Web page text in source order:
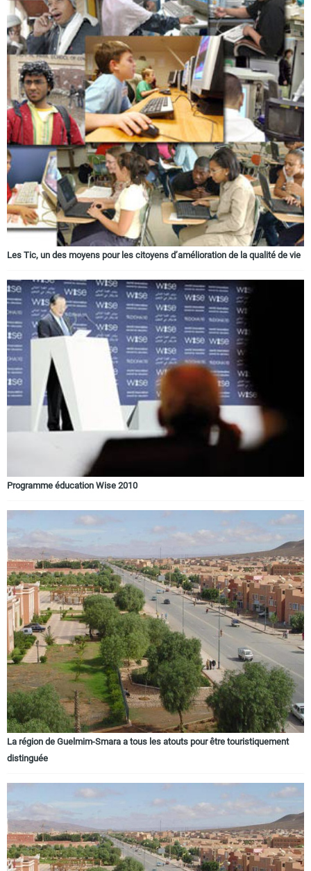
Les Tic, un des moyens pour les citoyens d’amélioration de la qualité de vie
Programme éducation Wise 2010
La région de Guelmim-Smara a tous les atouts pour être touristiquement
distinguée